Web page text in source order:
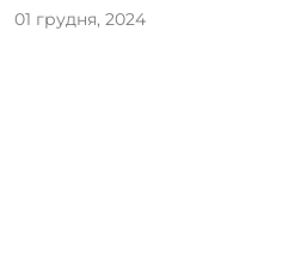
01 грудня, 2024